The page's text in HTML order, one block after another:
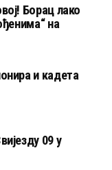
Борац лако
на
и кадета
09 у